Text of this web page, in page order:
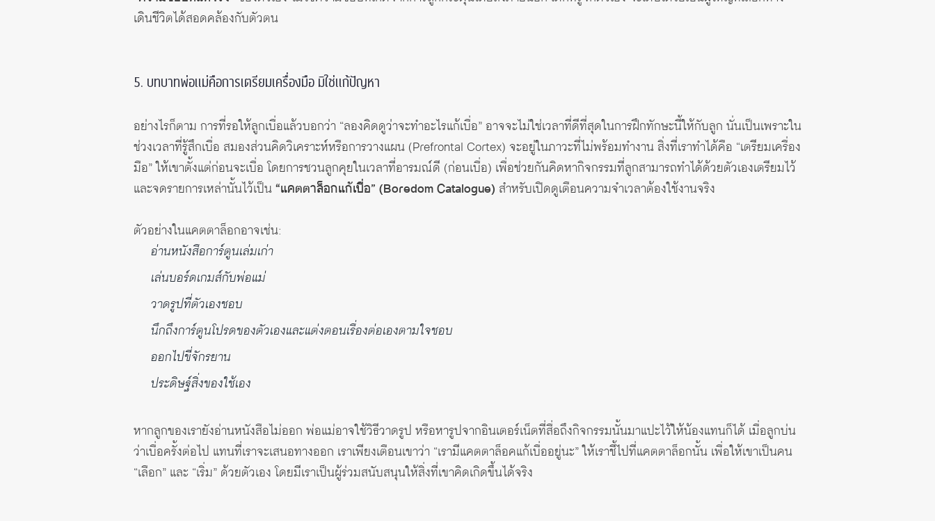
เดินชีวิตได้สอดคล้องกับตัวตน
5. บทบาทพ่อแม่คือการเตรียมเครื่องมือ มิใช่แก้ปัญหา
อย่างไรก็ตาม การที่รอให้ลูกเบื่อแล้วบอกว่า “ลองคิดดูว่าจะทำอะไรแก้เบื่อ” อาจจะไม่ใช่เวลาที่ดีที่สุดในการฝึกทักษะนี้ให้กับลูก นั่นเป็นเพราะใน
ช่วงเวลาที่รู้สึกเบื่อ สมองส่วนคิดวิเคราะห์หรือการวางแผน (Prefrontal Cortex) จะอยู่ในภาวะที่ไม่พร้อมทำงาน สิ่งที่เราทำได้คือ “เตรียมเครื่อง
มือ” ให้เขาตั้งแต่ก่อนจะเบื่อ โดยการชวนลูกคุยในเวลาที่อารมณ์ดี (ก่อนเบื่อ) เพื่อช่วยกันคิดหากิจกรรมที่ลูกสามารถทำได้ด้วยตัวเองเตรียมไว้
และจดรายการเหล่านั้นไว้เป็น“แคตตาล็อกแก้เบื่อ” (Boredom Catalogue) สำหรับเปิดดูเตือนความจำเวลาต้องใช้งานจริง
ตัวอย่างในแคตตาล็อกอาจเช่น:
อ่านหนังสือการ์ตูนเล่มเก่า
เล่นบอร์ดเกมส์กับพ่อแม่
วาดรูปที่ตัวเองชอบ
นึกถึงการ์ตูนโปรดของตัวเองและแต่งตอนเรื่องต่อเองตามใจชอบ
ออกไปขี่จักรยาน
ประดิษฐ์สิ่งของใช้เอง
หากลูกของเรายังอ่านหนังสือไม่ออก พ่อแม่อาจใช้วิธีวาดรูป หรือหารูปจากอินเตอร์เน็ตที่สื่อถึงกิจกรรมนั้นมาแปะไว้ให้น้องแทนก็ได้ เมื่อลูกบ่น
ว่าเบื่อครั้งต่อไป แทนที่เราจะเสนอทางออก เราเพียงเตือนเขาว่า “เรามีแคตตาล็อคแก้เบื่ออยู่นะ” ให้เราชี้ไปที่แคตตาล็อกนั้น เพื่อให้เขาเป็นคน
“เลือก” และ “เริ่ม” ด้วยตัวเอง โดยมีเราเป็นผู้ร่วมสนับสนุนให้สิ่งที่เขาคิดเกิดขึ้นได้จริง